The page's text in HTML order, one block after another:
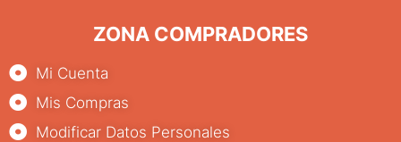
ZONA COMPRADORES
Mi Cuenta
Mis Compras
Modificar Datos Personales